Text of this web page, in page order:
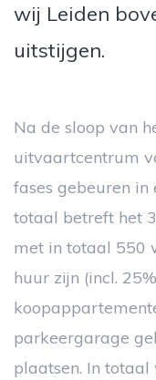
wij Leiden
uitstijgen.
Na de sloop van
uitvaartcentrum
fases gebeuren
totaal betreft het
met in totaal 550
huur zijn (incl.
parkeergarage
plaatsen. In